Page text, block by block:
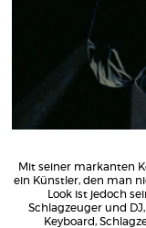
Mit seiner markanten
ein Künstler, den man
Look ist jedoch
Schlagzeuger und
Keyboard,